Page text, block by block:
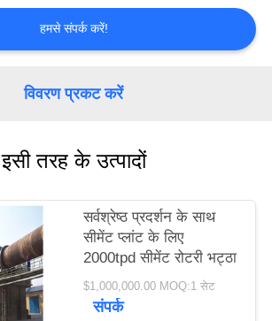
हमसे संपर्क करें!
विवरण प्रकट करें
इसी तरह के उत्पादों
सर्वश्रेष्ठ प्रदर्शन के साथ
सीमेंट प्लांट के लिए
2000tpd सीमेंट रोटरी भट्ठा
$1,000,000.00 MOQ:1 सेट
संपर्क